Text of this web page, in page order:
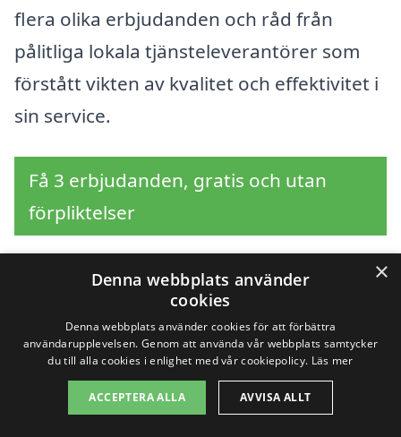
flera olika erbjudanden och råd från
pålitliga lokala tjänsteleverantörer som
förstått vikten av kvalitet och effektivitet i
sin service.
Få 3 erbjudanden, gratis och utan
förpliktelser
Sök efter en
professionell för
sanering i andra städer
×
Denna webbplats använder
cookies
Denna webbplats använder cookies för att förbättra
användarupplevelsen. Genom att använda vår webbplats samtycker
du till alla cookies i enlighet med vår cookiepolicy. Läs mer
ACCEPTERA ALLA AVVISA ALLT